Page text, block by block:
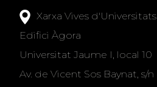
Xarxa Vives d'Universitats
Edifici Àgora
Universitat Jaume I, local 10
Av. de Vicent Sos Baynat, s/n